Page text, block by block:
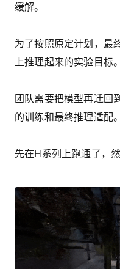
缓解。
为了按照原定计划，最
上推理起来的实验目标。
团队需要把模型再迁回
的训练和最终推理适配。
先在H系列上跑通了，